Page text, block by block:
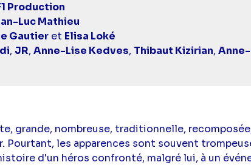
Production
Luc Mathieu
Gautieret Elisa Loké
, JR, Anne-Lise Kedves, Thibaut Kizirian,
grande, nombreuse, traditionnelle,
Pourtant, les apparences sont souvent
d'un héros confronté, malgré lui, à un